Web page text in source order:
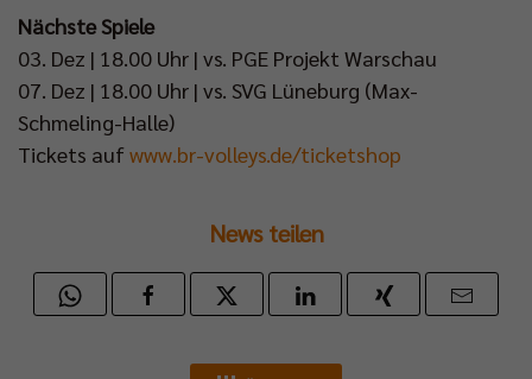
Nächste Spiele
03. Dez | 18.00 Uhr | vs. PGE Projekt Warschau
07. Dez | 18.00 Uhr | vs. SVG Lüneburg (Max-
Schmeling-Halle)
Tickets auf www.br-volleys.de/ticketshop
News teilen